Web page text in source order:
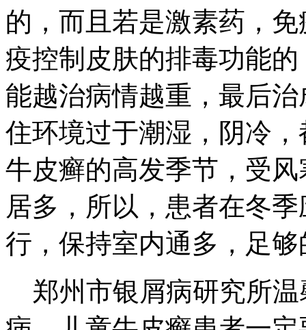
的，而且若是激素药，
疫控制皮肤的排毒功能
能越治病情越重，最后
住环境过于潮湿，阴冷
牛皮癣的高发季节，受
居多，所以，患者在冬
行，保持室内通多，足
郑州市银屑病研究所温